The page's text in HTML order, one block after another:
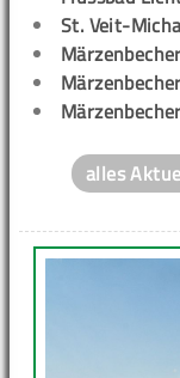
St. Veit-
alles